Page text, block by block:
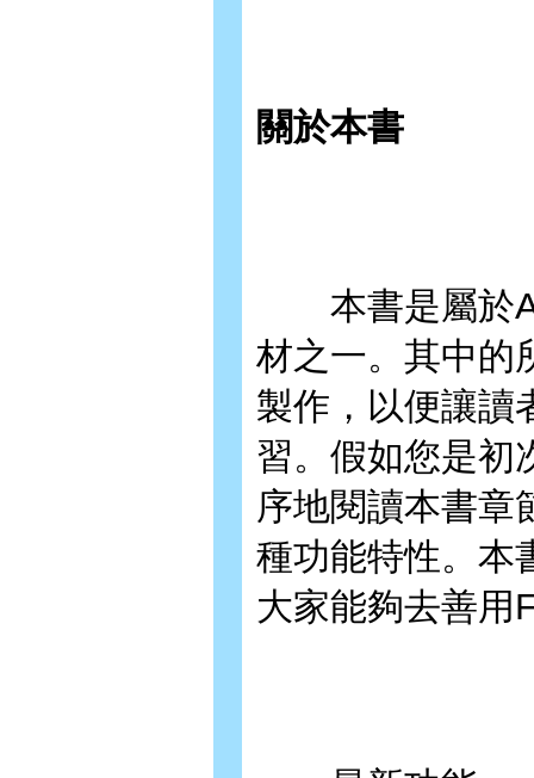
關於本書
本書是屬於
材之一。其中的
製作，以便讓讀
習。假如您是初
序地閱讀本書章
種功能特性。本
大家能夠去善用